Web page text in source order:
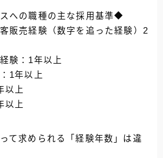
への職種の主な採用基準◆
販売経験（数字を追った経験）2
験：1年以上
1年以上
以上
以上
て求められる「経験年数」は違